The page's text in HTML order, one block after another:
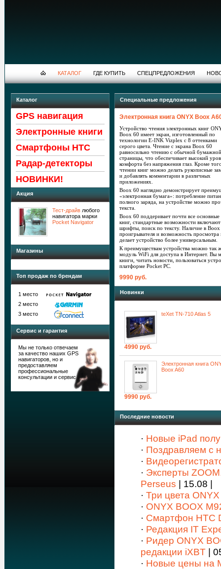
КАТАЛОГ ГДЕ КУПИТЬ СПЕЦПРЕДЛОЖЕНИЯ
Специальные предложения
Электронная книга ONYX Boox
Устройство чтения электронных книг
Boox 60 имеет экран, изготовленный по
технологии E-INK Vizplex с 8 оттенками
серого цвета. Чтение с экрана Boox 60
равносильно чтению с обычной бумажной
страницы, что обеспечивает высокий
комфорта без напряжения глаз. Кроме
чтении книг можно делать рукописные
и добавлять комментарии в различных
приложениях.
Boox 60 наглядно демонстрирует
«электронная бумага»: потребление
полного заряда, на устройстве можно
текста.
Boox 60 поддеривает почти все
книг, стандартные возможности
шрифты, поиск по тексту. Наличие в
проигрывателя и возможность просмотра
делает устройство более универсальным.
К преимуществам устройства можно так
модуль WiFi для доступа в Интернет. Вы
книги, читать новости, пользоваться
платформе Pocket PC.
9990 руб.
Новинки
teXet TN-710 Atlas 5
4990 руб.
Электронная книга
Boox A60
9990 руб.
Последние новости
· Новые iPad
· Поздравляем с
·
· Эксперты
Perseus | 15.08 |
· Три цвета
· ONYX BOOX
· Смартфон HTC
· Редакция IT
· Ридер ONYX
редакции iXBT |
· Новые цены на
Каталог
GPS навигация
Электронные книги
Cмартфоны HTC
Радар-детекторы
НОВИНКИ!
Акция
Тест-драйв любого
навигатора марки
Pocket Navigator
Магазины
Топ продаж по брендам
1 место
2 место
3 место
Сервис и гарантия
Мы не только отвечаем
за качество наших GPS
навигаторов, но и
предоставляем
профессиональные
консультации и сервис